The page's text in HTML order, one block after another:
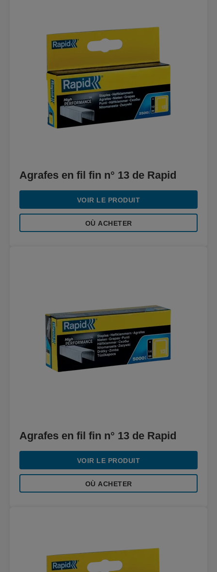
Agrafes en fil fin n° 13 de Rapid
VOIR LE PRODUIT
OÙ ACHETER
Agrafes en fil fin n° 13 de Rapid
VOIR LE PRODUIT
OÙ ACHETER